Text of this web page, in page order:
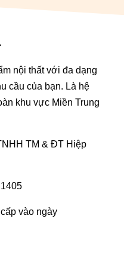
nội thất với đa dạng
cầu của bạn. Là hệ
khu vực Miền Trung
TM & ĐT Hiệp
vào ngày